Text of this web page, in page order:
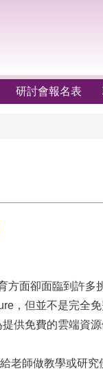
研討會報名表
方面卻面臨到許多
，但並不是完全免
提供免費的雲端資
老師做教學或研究